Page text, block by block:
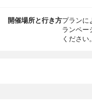
開催場所と行き方プランに
ランペー
ください。